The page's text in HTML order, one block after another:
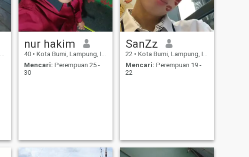
nur hakim
40 • Kota Bumi, Lampung, Indonesia
Mencari: Perempuan 25 -
30
SanZz
22 • Kota Bumi, Lampung, Indonesia
Mencari: Perempuan 19 -
22